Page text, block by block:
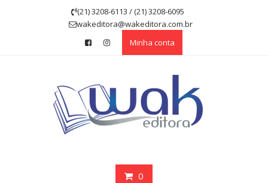
(21) 3208-6113 / (21) 3208-6095
wakeditora@wakeditora.com.br
Minha conta
0